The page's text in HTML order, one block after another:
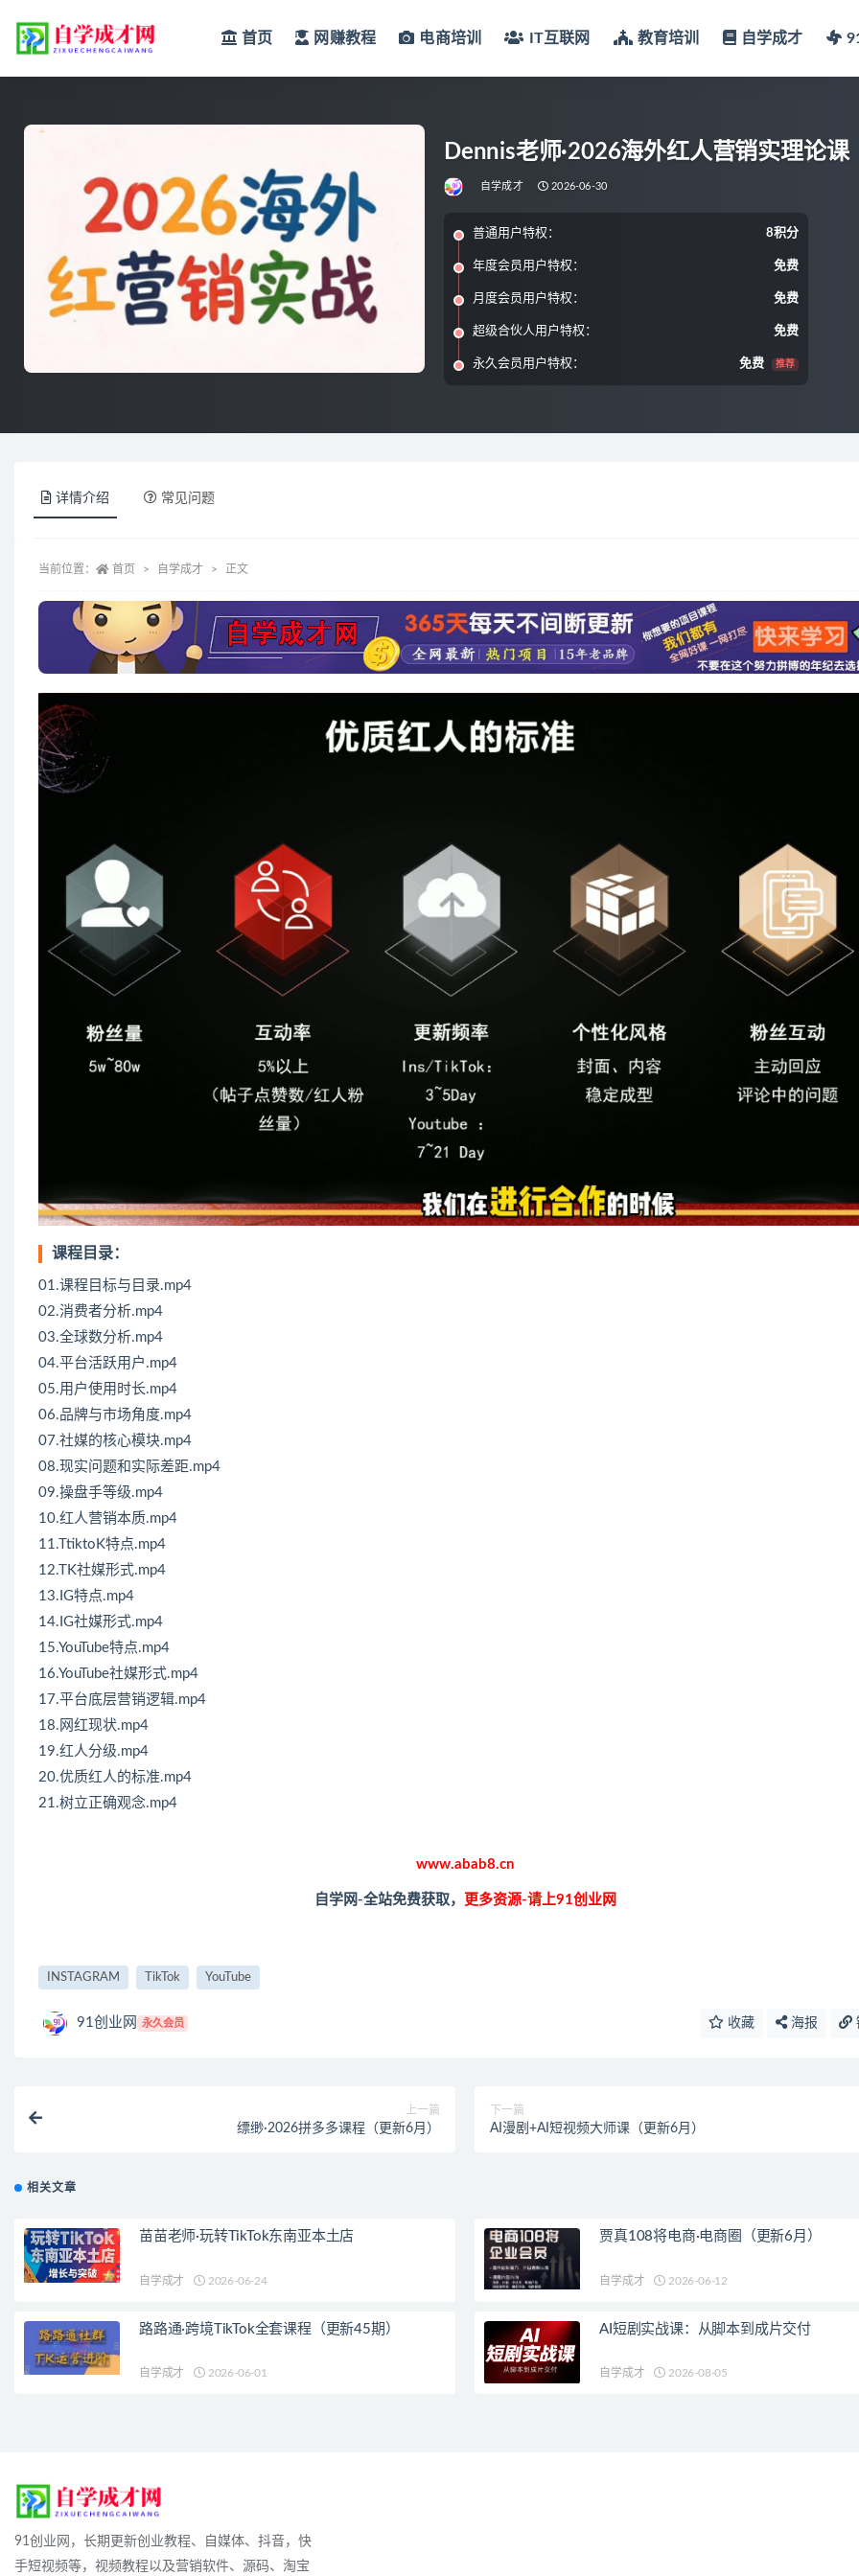
首页 网赚教程 电商培训 IT互联网 教育培训 自学成才
Dennis老师·2026海外红人营销实理论课
自学成才 2026-06-30
普通用户特权： 8积分
年度会员用户特权： 免费
月度会员用户特权： 免费
超级合伙人用户特权： 免费
永久会员用户特权： 免费 推荐
详情介绍 常见问题
当前位置： 首页 自学成才 正文
课程目录：
01.课程目标与目录.mp4
02.消费者分析.mp4
03.全球数分析.mp4
04.平台活跃用户.mp4
05.用户使用时长.mp4
06.品牌与市场角度.mp4
07.社媒的核心模块.mp4
08.现实问题和实际差距.mp4
09.操盘手等级.mp4
10.红人营销本质.mp4
11.TtiktoK特点.mp4
12.TK社媒形式.mp4
13.IG特点.mp4
14.IG社媒形式.mp4
15.YouTube特点.mp4
16.YouTube社媒形式.mp4
17.平台底层营销逻辑.mp4
18.网红现状.mp4
19.红人分级.mp4
20.优质红人的标准.mp4
21.树立正确观念.mp4
www.abab8.cn
自学网-全站免费获取， 更多资源-请上91创业网
INSTAGRAM TikTok YouTube
91创业网 永久会员 收藏 海报
上一篇
缥缈·2026拼多多课程（更新6月）
下一篇
AI漫剧+AI短视频大师课（更新6月）
相关文章
苗苗老师·玩转TikTok东南亚本土店
自学成才 2026-06-24
贾真108将电商·电商圈（更新6月）
自学成才 2026-06-12
路路通·跨境TikTok全套课程（更新45期）
自学成才 2026-06-01
AI短剧实战课：从脚本到成片交付
自学成才 2026-08-05
91创业网，长期更新创业教程、自媒体、抖音，快
手短视频等，视频教程以及营销软件、源码、淘宝